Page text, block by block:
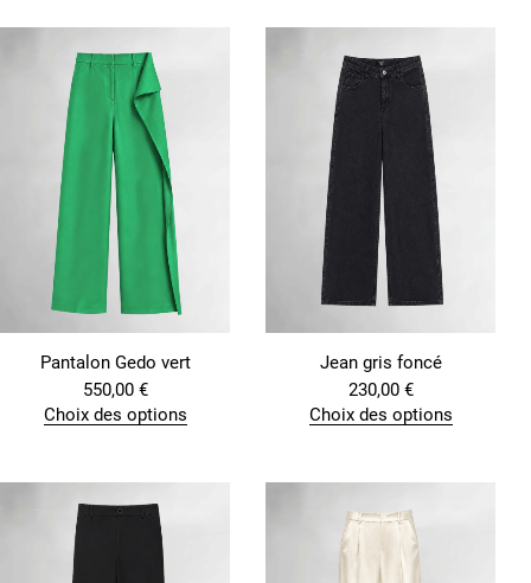
Pantalon Gedo vert
550,00 €
Choix des options
p
o
Jean gris foncé
230,00 €
Choix des options
p
o
u